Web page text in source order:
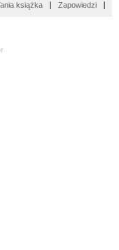
książka Zapowiedzi